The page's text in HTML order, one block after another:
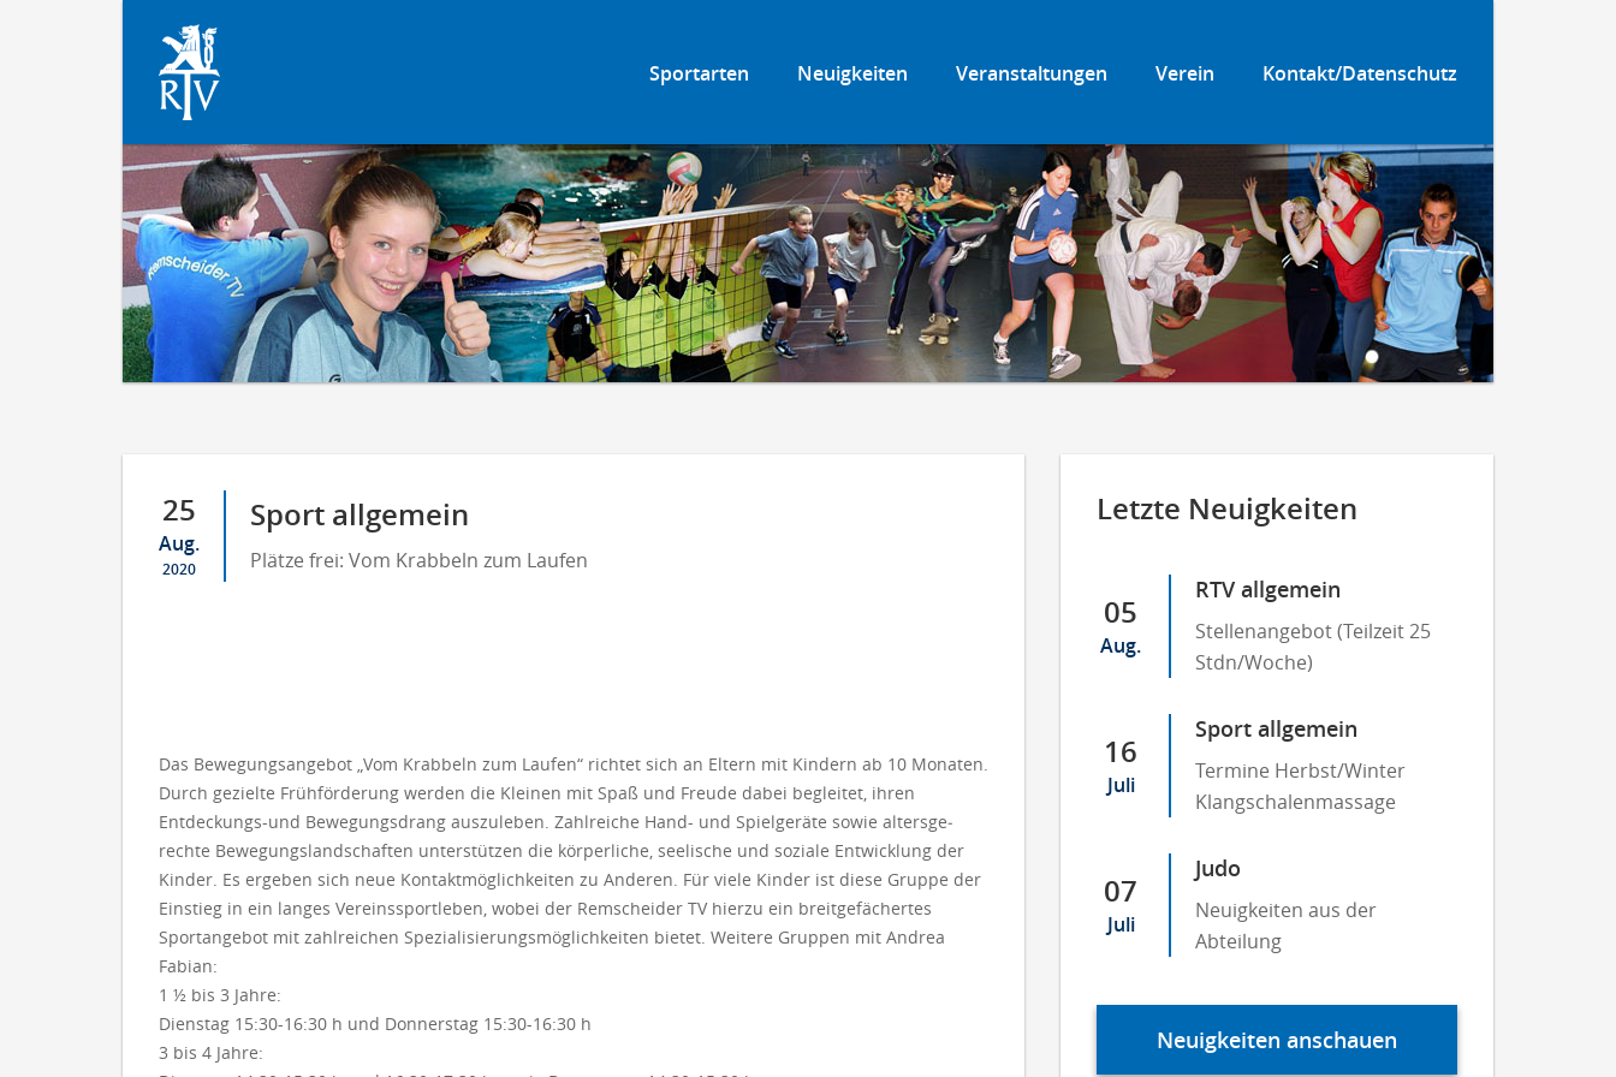
Kontakt/Datenschutz
Verein
Veranstaltungen
Neuigkeiten
Sportarten
25
Aug.
2020
Sport allgemein
Plätze frei: Vom Krabbeln zum Laufen
Das Bewegungsangebot „Vom Krabbeln zum Laufen“ richtet sich an Eltern mit Kin­dern ab 10 Monaten.
Durch gezielte Frühförderung werden die Klei­nen mit Spaß und Freude dabei begleitet, ihren
Entdeckungs-und Be­we­gungs­drang aus­zu­leben. Zahlreiche Hand- und Spielgeräte sowie alters­ge­
rechte Be­we­gungs­land­schaften unterstützen die körperliche, seelische und soziale Entwicklung der
Kinder. Es ergeben sich neue Kontaktmöglichkeiten zu Anderen. Für viele Kin­der ist diese Gruppe der
Einstieg in ein langes Ver­eins­­sportleben, wobei der Rem­scheider TV hierzu ein breitgefächertes
Sportangebot mit zahlreichen Spe­ziali­sierungsmöglichkeiten bietet. Weitere Gruppen mit Andrea
Fabian:
1 ½ bis 3 Jahre:
Dienstag 15:30-16:30 h und Donnerstag 15:30-16:30 h
3 bis 4 Jahre:
Letzte Neuigkeiten
05
Aug.
RTV allgemein
Stellenangebot (Teilzeit 25
Stdn/Woche)
16
Juli
Sport allgemein
Termine Herbst/Winter
Klangschalenmassage
07
Juli
Judo
Neuigkeiten aus der
Abteilung
Neuigkeiten anschauen